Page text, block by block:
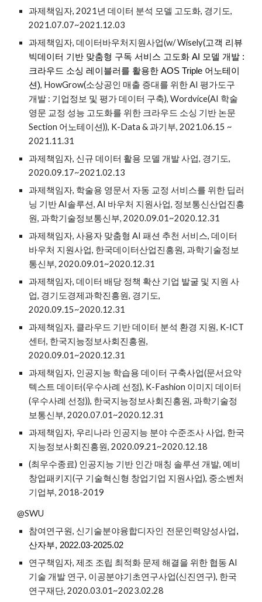
과제책임자, 2021년 데이터 분석 모델 고도화, 경기도,
2021.07.07~2021.12.03
과제책임자, 데이터바우처지원사업(w/ Wisely(고객 리뷰
빅데이터 기반 맞춤형 구독 서비스 고도화 AI 모델 개발 :
크라우드 소싱 레이블러를 활용한 AOS Triple 어노테이
션), HowGrow(소상공인 매출 증대를 위한 AI 평가도구
개발 : 기업정보 및 평가 데이터 구축), Wordvice(AI 학술
영문 교정 성능 고도화를 위한 크라우드 소싱 기반 논문
Section 어노테이션)), K-Data & 과기부, 2021.06.15 ~
2021.11.31
과제책임자, 신규 데이터 활용 모델 개발 사업, 경기도,
2020.09.17~2021.02.13
과제책임자, 학술용 영문서 자동 교정 서비스를 위한 딥러
닝 기반 AI솔루션, AI 바우처 지원사업, 정보통신산업진흥
원, 과학기술정보통신부, 2020.09.01~2020.12.31
과제책임자, 사용자 맞춤형 AI 패션 추천 서비스, 데이터
바우처 지원사업, 한국데이터산업진흥원, 과학기술정보
통신부, 2020.09.01~2020.12.31
과제책임자, 데이터 배당 정책 확산 기업 발굴 및 지원 사
업, 경기도경제과학진흥원, 경기도,
2020.09.15~2020.12.31
과제책임자, 클라우드 기반 데이터 분석 환경 지원, K-ICT
센터, 한국지능정보사회진흥원,
2020.09.01~2020.12.31
과제책임자, 인공지능 학습용 데이터 구축사업(문서요약
텍스트 데이터(우수사례 선정), K-Fashion 이미지 데이터
(우수사례 선정)), 한국지능정보사회진흥원, 과학기술정
보통신부, 2020.07.01~2020.12.31
과제책임자, 우리나라 인공지능 분야 수준조사 사업, 한국
지능정보사회진흥원, 2020.09.21~2020.12.18
(최우수종료) 인공지능 기반 인간 매칭 솔루션 개발, 예비
창업패키지(구 기술혁신형 창업기업 지원사업), 중소벤처
기업부, 2018-2019
@SWU
참여연구원, 신기술분야융합디자인 전문인력양성사업,
산자부, 2022.03-2025.02
연구책임자, 제조 조립 최적화 문제 해결을 위한 협동 AI
기술 개발 연구, 이공분야기초연구사업(신진연구), 한국
연구재단, 2020.03.01~2023.02.28